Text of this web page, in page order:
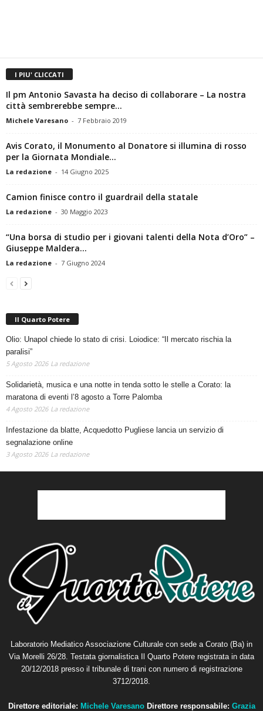
I PIU' CLICCATI
Il pm Antonio Savasta ha deciso di collaborare – La nostra
città sembrerebbe sempre...
Michele Varesano - 7 Febbraio 2019
Avis Corato, il Monumento al Donatore si illumina di rosso
per la Giornata Mondiale...
La redazione - 14 Giugno 2025
Camion finisce contro il guardrail della statale
La redazione - 30 Maggio 2023
“Una borsa di studio per i giovani talenti della Nota d’Oro” –
Giuseppe Maldera...
La redazione - 7 Giugno 2024
Il Quarto Potere
Olio: Unapol chiede lo stato di crisi. Loiodice: “Il mercato rischia la
paralisi”
5 Agosto 2026 La redazione
Solidarietà, musica e una notte in tenda sotto le stelle a Corato: la
maratona di eventi l’8 agosto a Torre Palomba
4 Agosto 2026 La redazione
Infestazione da blatte, Acquedotto Pugliese lancia un servizio di
segnalazione online
3 Agosto 2026 La redazione
Laboratorio Mediatico Associazione Culturale con sede a Corato (Ba) in
Via Morelli 26/28. Testata giornalistica Il Quarto Potere registrata in data
20/12/2018 presso il tribunale di trani con numero di registrazione
3712/2018.
Direttore editoriale: Michele Varesano Direttore responsabile: Grazia